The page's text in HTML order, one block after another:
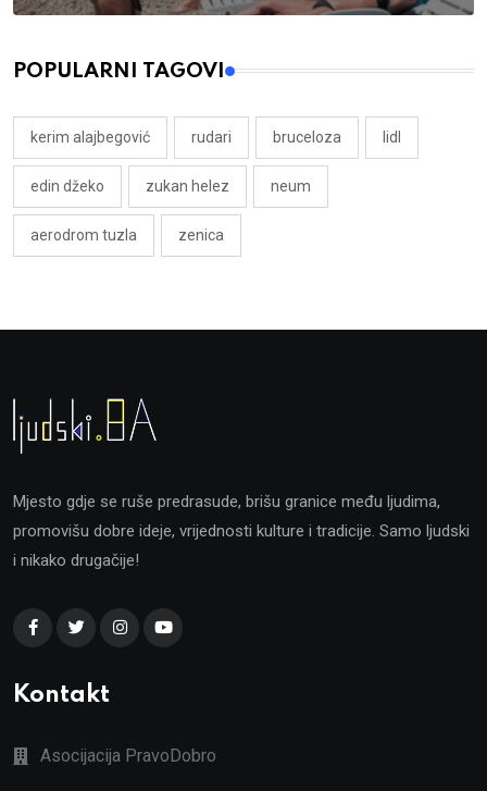
POPULARNI TAGOVI
kerim alajbegović rudari bruceloza lidl
edin džeko zukan helez neum
aerodrom tuzla zenica
Mjesto gdje se ruše predrasude, brišu granice među ljudima,
promovišu dobre ideje, vrijednosti kulture i tradicije. Samo ljudski
i nikako drugačije!
Kontakt
Asocijacija PravoDobro